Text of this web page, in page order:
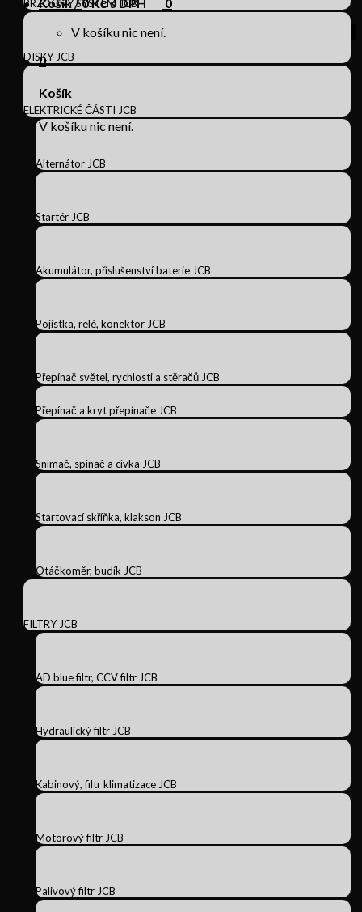
V košíku nic není.
0
Košík
V košíku nic není.
BRZDOVÝ SYSTÉM JCB
DISKY JCB
ELEKTRICKÉ ČÁSTI JCB
Alternátor JCB
Startér JCB
Akumulátor, příslušenství baterie JCB
Pojistka, relé, konektor JCB
Přepínač světel, rychlosti a stěračů JCB
Přepínač a kryt přepínače JCB
Snímač, spínač a cívka JCB
Startovací skříňka, klakson JCB
Otáčkoměr, budík JCB
FILTRY JCB
AD blue filtr, CCV filtr JCB
Hydraulický filtr JCB
Kabinový, filtr klimatizace JCB
Motorový filtr JCB
Palivový filtr JCB